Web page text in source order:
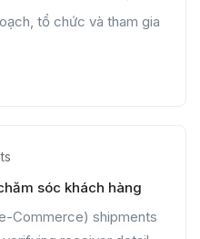
tổ chức và tham gia
sóc khách hàng
Commerce) shipments